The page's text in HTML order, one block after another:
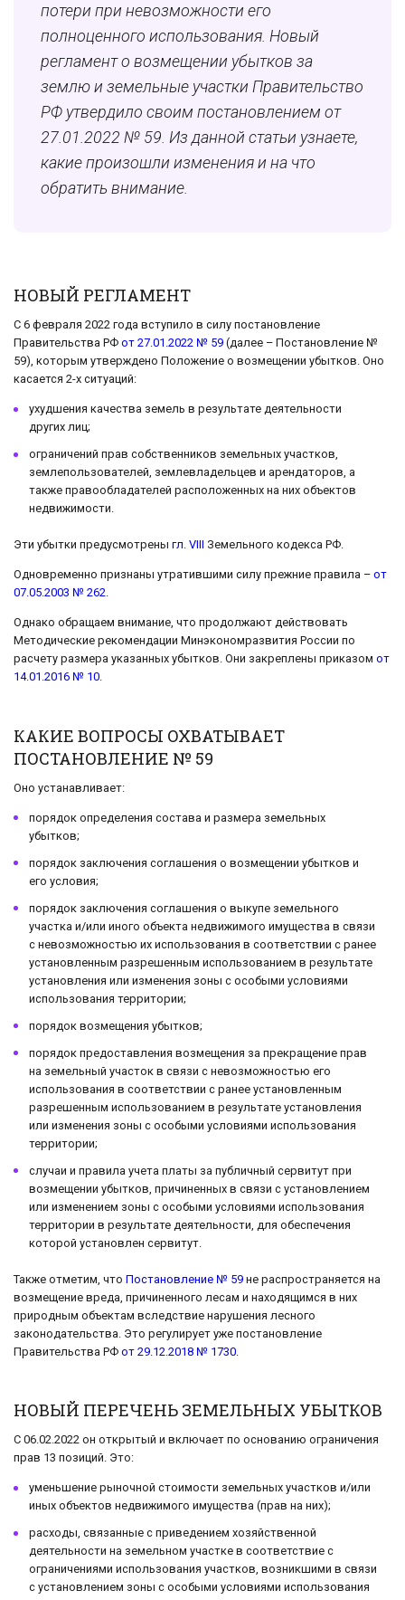
потери при невозможности его
полноценного использования. Новый
регламент о возмещении убытков за
землю и земельные участки Правительство
РФ утвердило своим постановлением от
27.01.2022 № 59. Из данной статьи узнаете,
какие произошли изменения и на что
обратить внимание.
НОВЫЙ РЕГЛАМЕНТ
С 6 февраля 2022 года вступило в силу постановление
Правительства РФ от 27.01.2022 № 59 (далее – Постановление №
59), которым утверждено Положение о возмещении убытков. Оно
касается 2-х ситуаций:
ухудшения качества земель в результате деятельности
других лиц;
ограничений прав собственников земельных участков,
землепользователей, землевладельцев и арендаторов, а
также правообладателей расположенных на них объектов
недвижимости.
Эти убытки предусмотрены гл. VIII Земельного кодекса РФ.
Одновременно признаны утратившими силу прежние правила – от
07.05.2003 № 262.
Однако обращаем внимание, что продолжают действовать
Методические рекомендации Минэкономразвития России по
расчету размера указанных убытков. Они закреплены приказом от
14.01.2016 № 10
КАКИЕ ВОПРОСЫ ОХВАТЫВАЕТ
ПОСТАНОВЛЕНИЕ № 59
Оно устанавливает:
порядок определения состава и размера земельных
убытков;
порядок заключения соглашения о возмещении убытков и
его условия;
порядок заключения соглашения о выкупе земельного
участка и/или иного объекта недвижимого имущества в связи
с невозможностью их использования в соответствии с ранее
установленным разрешенным использованием в результате
установления или изменения зоны с особыми условиями
использования территории;
порядок возмещения убытков;
порядок предоставления возмещения за прекращение прав
на земельный участок в связи с невозможностью его
использования в соответствии с ранее установленным
разрешенным использованием в результате установления
или изменения зоны с особыми условиями использования
территории;
случаи и правила учета платы за публичный сервитут при
возмещении убытков, причиненных в связи с установлением
или изменением зоны с особыми условиями использования
территории в результате деятельности, для обеспечения
которой установлен сервитут.
Также отметим, что Постановление № 59 не распространяется на
возмещение вреда, причиненного лесам и находящимся в них
природным объектам вследствие нарушения лесного
законодательства. Это регулирует уже постановление
Правительства РФ от 29.12.2018 № 1730
НОВЫЙ ПЕРЕЧЕНЬ ЗЕМЕЛЬНЫХ УБЫТКОВ
С 06.02.2022 он открытый и включает по основанию ограничения
прав 13 позиций. Это:
уменьшение рыночной стоимости земельных участков и/или
иных объектов недвижимого имущества (прав на них);
расходы, связанные с приведением хозяйственной
деятельности на земельном участке в соответствие с
ограничениями использования участков, возникшими в связи
с установлением зоны с особыми условиями использования